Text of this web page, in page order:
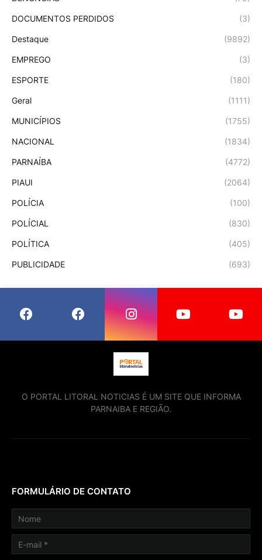
DOCUMENTOS PERDIDOS (3)
Destaque (9892)
EMPREGO (3)
ESPORTE (180)
Geral (1111)
MUNICÍPIOS (1755)
NACIONAL (1834)
PARNAÍBA (4772)
PIAUI (2064)
POLÍCIA (100)
POLÍCIAL (830)
POLÍTICA (405)
PUBLICIDADE (693)
O PORTAL LITORAL NOTICIAS É UM SITE QUE INFORMA
PARNAIBA E REGIÃO.
FORMULÁRIO DE CONTATO